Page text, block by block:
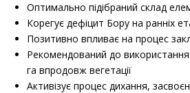
Оптимально підібраний склад
Корегує дефіцит Бору на ранніх
Позитивно впливає на процес
Рекомендований до
га впродовж вегетації
Активізує процес дихання,